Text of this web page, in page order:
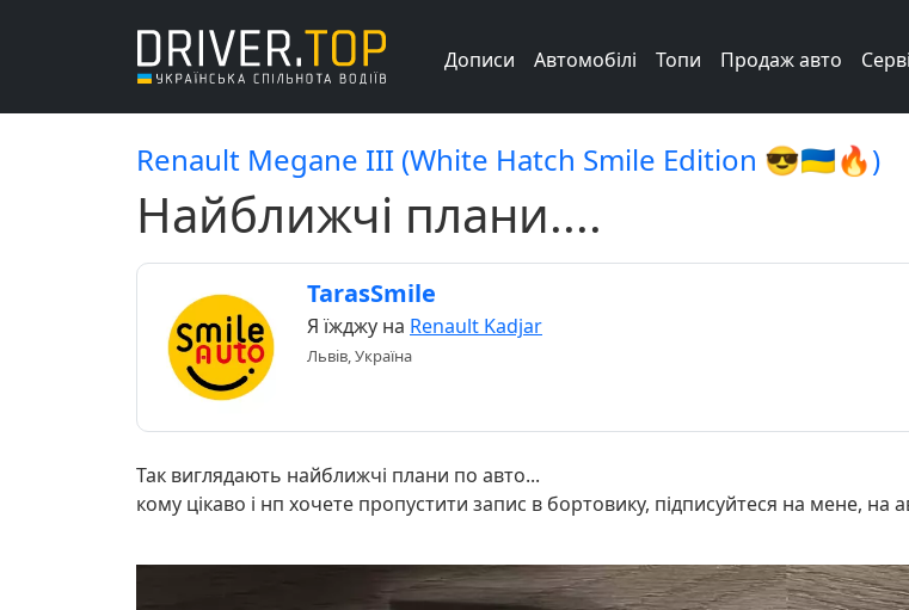
Дописи Автомобілі Топи Продаж авто
Renault Megane III (White Hatch Smile Edition 😎🇺🇦🔥)
Найближчі плани....
TarasSmile
Я їжджу на Renault Kadjar
Львів, Україна
Так виглядають найближчі плани по авто...
кому цікаво і нп хочете пропустити запис в бортовику, підписуйтеся на мене, на